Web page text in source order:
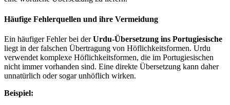
Häufige Fehlerquellen und ihre Vermeidung
Ein häufiger Fehler bei derUrdu-Übersetzung ins Portugiesische
liegt in der falschen Übertragung von Höflichkeitsformen. Urdu
verwendet komplexe Höflichkeitsformen, die im Portugiesischen
nicht immer vorhanden sind. Eine direkte Übersetzung kann daher
unnatürlich oder sogar unhöflich wirken.
Beispiel: